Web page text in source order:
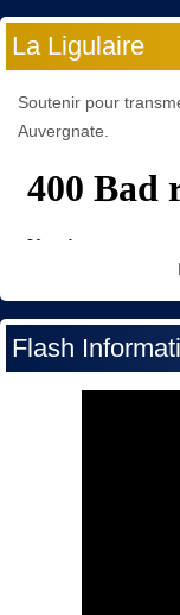
La Ligulaire
Soutenir pour
Auvergnate.
Flash